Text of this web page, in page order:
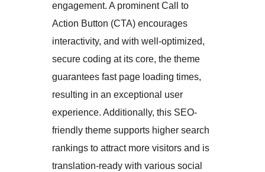
engagement. A prominent Call to
Action Button (CTA) encourages
interactivity, and with well-optimized,
secure coding at its core, the theme
guarantees fast page loading times,
resulting in an exceptional user
experience. Additionally, this SEO-
friendly theme supports higher search
rankings to attract more visitors and is
translation-ready with various social